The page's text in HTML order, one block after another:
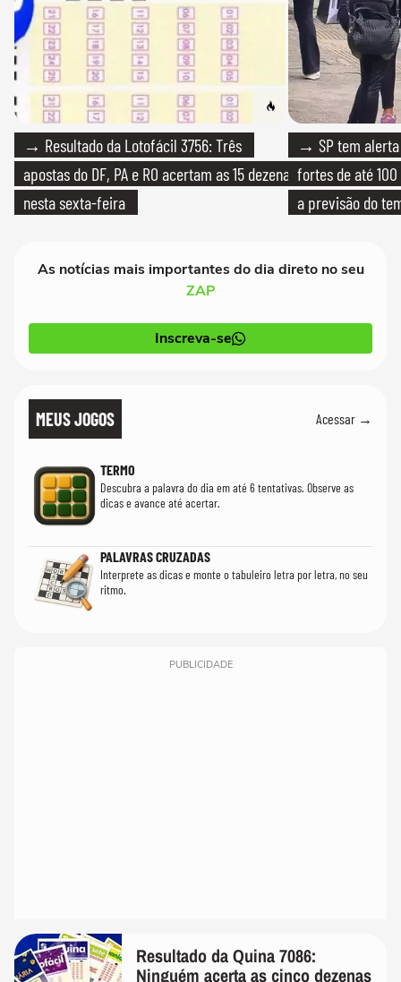
→ Resultado da Lotofácil 3756: Três
apostas do DF, PA e RO acertam as 15 dezenas
nesta sexta-feira
→ SP tem
fortes de até
a previsão do
As notícias mais importantes do dia direto no seu
ZAP
Inscreva-se
MEUS JOGOS Acessar →
TERMO
Descubra a palavra do dia em até 6 tentativas. Observe as
dicas e avance até acertar.
PALAVRAS CRUZADAS
Interprete as dicas e monte o tabuleiro letra por letra, no seu
ritmo.
PUBLICIDADE
Resultado da Quina 7086:
Ninguém acerta as cinco dezenas